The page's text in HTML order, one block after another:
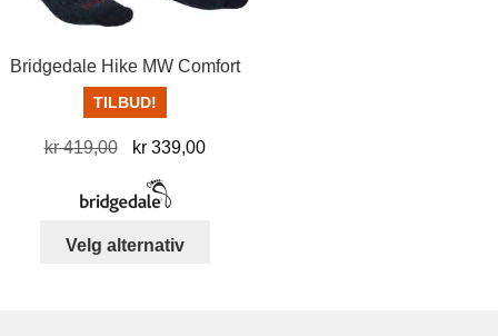
Bridgedale Hike MW Comfort
TILBUD!
kr419,00
Opprinnelig
var:
kr 339,00Nåværende
Velg alternativ